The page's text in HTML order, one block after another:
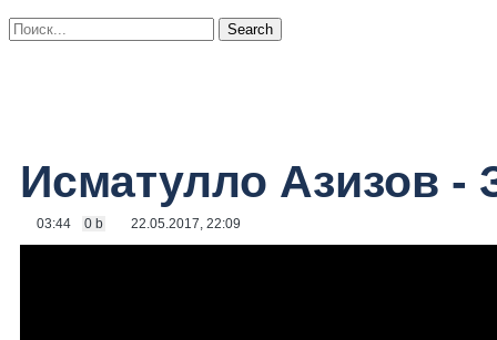
Исматулло Азизов -
03:44 0 b 22.05.2017, 22:09